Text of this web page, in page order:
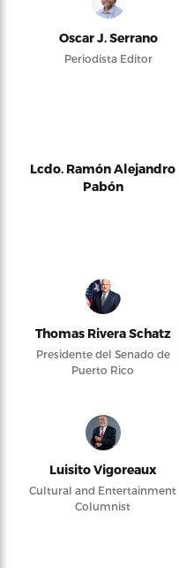
Oscar J. Serrano
Periodista Editor
Lcdo. Ramón Alejandro
Pabón
Thomas Rivera Schatz
Presidente del Senado de
Puerto Rico
Luisito Vigoreaux
Cultural and Entertainment
Columnist